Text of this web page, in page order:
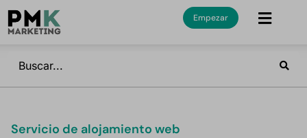
Empezar
Servicio de alojamiento web​